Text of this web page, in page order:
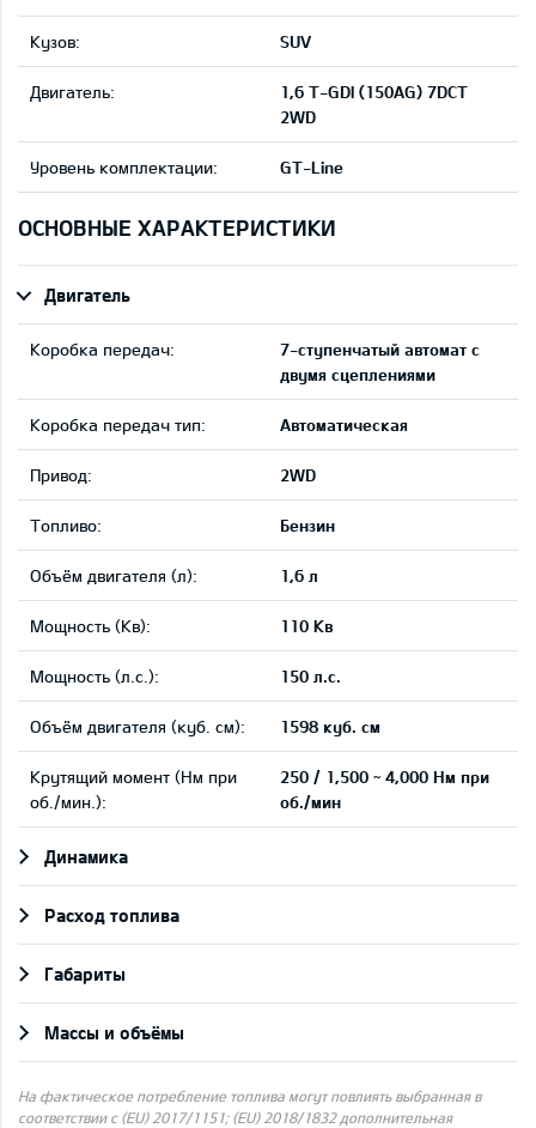
Кузов: SUV
Двигатель:
1,6 T-GDI (150AG) 7DCT
2WD
Уровень комплектации: GT-Line
ОСНОВНЫЕ ХАРАКТЕРИСТИКИ
Двигатель
Коробка передач:
7-ступенчатый автомат с
двумя сцеплениями
Коробка передач тип: Автоматическая
Привод: 2WD
Tопливо: Бензин
Объём двигателя (л): 1,6 л
Мощность (Кв): 110 Кв
Мощность (л.с.): 150 л.с.
Объём двигателя (куб. см): 1598 куб. см
Крутящий момент (Нм при
об./мин.):
250 / 1,500 ~ 4,000 Нм при
об./мин
Динамика
Pасход топлива
Габариты
Массы и объёмы
На фактическое потребление топлива могут повлиять выбранная в
соответствии с (EU) 2017/1151; (EU) 2018/1832 дополнительная